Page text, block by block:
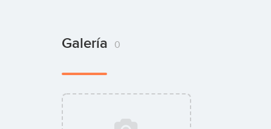
Galería 0